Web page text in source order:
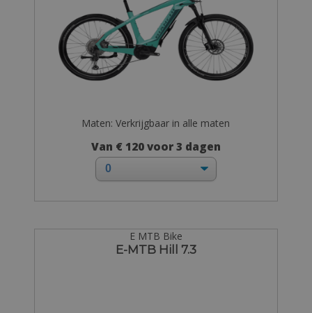
Maten: Verkrijgbaar in alle maten
Van € 120 voor 3 dagen
E MTB Bike
E-MTB Hill 7.3